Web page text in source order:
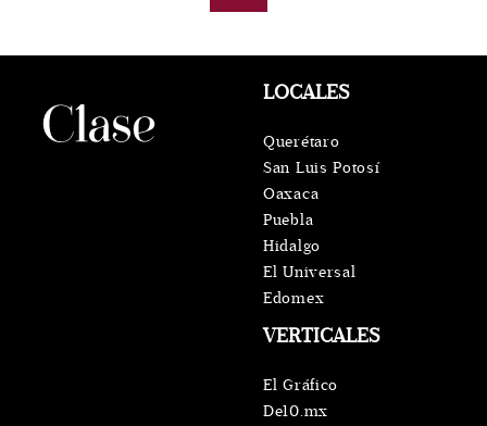
VERTICALES
El Gráfico
De10.mx
LOCALES
Querétaro
San Luis Potosí
Oaxaca
Puebla
Hidalgo
El Universal
Edomex